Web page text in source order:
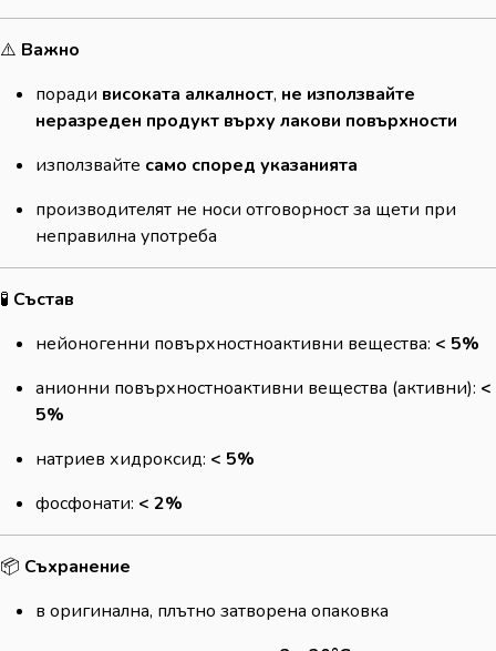
⚠️ Важно
поради високата алкалност, не използвайте
неразреден продукт върху лакови повърхности
използвайте само според указанията
производителят не носи отговорност за щети при
неправилна употреба
🧪 Състав
нейоногенни повърхностноактивни вещества: < 5%
анионни повърхностноактивни вещества (активни): <
5%
натриев хидроксид: < 5%
фосфонати: < 2%
📦 Съхранение
в оригинална, плътно затворена опаковка